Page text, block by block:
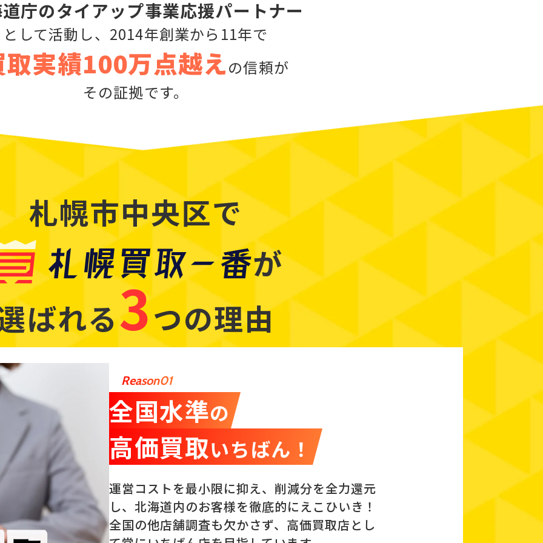
庁のタイアップ事業応援パートナー
として活動し、 2014年創業から11年で
取実績100万点越えの信頼が
その証拠です。
札幌市中央区で
幌買取一番
が
ばれる3つの理由
Reason01
全国水準の
高価買取いちばん！
運営コストを最小限に抑え、削減分を全力還元
し、北海道内のお客様を徹底的にえこひいき！
全国の他店舗調査も欠かさず、高価買取店とし